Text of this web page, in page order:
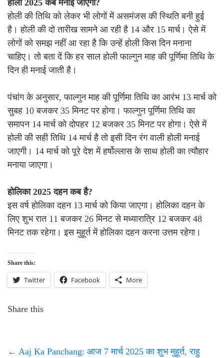
होली 2025 कब मनाई जाएगी?
होली की तिथि को लेकर भी लोगों में असमंजस की स्थिति बनी हुई
है। होली की दो तारीख सामने आ रही है 14 और 15 मार्च। ऐसे में
लोगों को समझ नहीं आ रहा है कि उन्हें होली किस दिन मनाना
चाहिए। तो बता दें कि हर साल होली फाल्गुन माह की पूर्णिमा तिथि के
दिन ही मनाई जाती है।
पंचांग के अनुसार, फाल्गुन माह की पूर्णिमा तिथि का आरंभ 13 मार्च को
सुबह 10 बजकर 35 मिनट पर होगा। फाल्गुन पूर्णिमा तिथि का
समापन 14 मार्च को दोपहर 12 बजकर 35 मिनट पर होगा। ऐसे में
होली की सही तिथि 14 मार्च है तो इसी दिन रंग वाली होली मनाई
जाएगी। 14 मार्च को पूरे देश में हर्षोल्लास के साथ होली का त्यौहार
मनाया जाएगा।
होलिका 2025 दहन कब है?
इस वर्ष होलिका दहन 13 मार्च को किया जाएगा। होलिका दहन के
लिए शुभ रात 11 बजकर 26 मिनट से मध्यारात्रि 12 बजकर 48
मिनट तक रहेगा। इस मुहूर्त में होलिका दहन करना उत्तम रहेगा।
Share this:
Twitter Facebook More
Share this
← Aaj Ka Panchang: आज 7 मार्च 2025 का शुभ मुहूर्त, राहु